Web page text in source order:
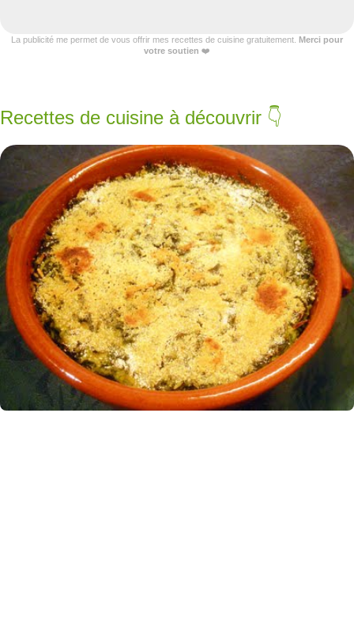
La publicité me permet de vous offrir mes recettes de cuisine gratuitement. Merci pour
votre soutien ❤️
Recettes de cuisine à découvrir 👇